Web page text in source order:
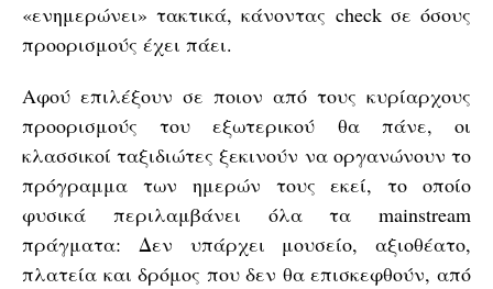
«ενημερώνει» τακτικά, κάνοντας check σε όσους
προορισμούς έχει πάει.
Αφού επιλέξουν σε ποιον από τους κυρίαρχους
προορισμούς του εξωτερικού θα πάνε, οι
κλασσικοί ταξιδιώτες ξεκινούν να οργανώνουν το
πρόγραμμα των ημερών τους εκεί, το οποίο
φυσικά περιλαμβάνει όλα τα mainstream
πράγματα: Δεν υπάρχει μουσείο, αξιοθέατο,
πλατεία και δρόμος που δεν θα επισκεφθούν, από